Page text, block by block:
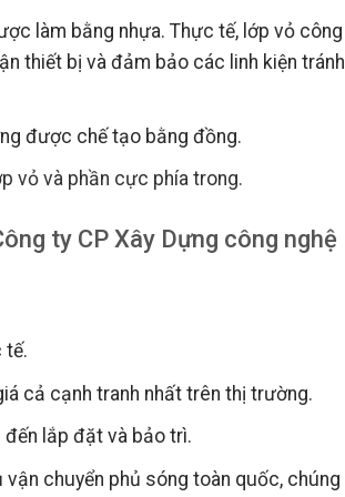
làm bằng nhựa. Thực tế, lớp vỏ công
thiết bị và đảm bảo các linh kiện tránh
được chế tạo bằng đồng.
vỏ và phần cực phía trong.
ty CP Xây Dựng công nghệ
tế.
cả cạnh tranh nhất trên thị trường.
lắp đặt và bảo trì.
vận chuyển phủ sóng toàn quốc, chúng